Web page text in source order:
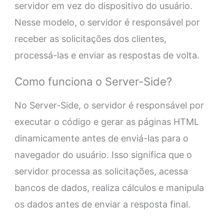
servidor em vez do dispositivo do usuário.
Nesse modelo, o servidor é responsável por
receber as solicitações dos clientes,
processá-las e enviar as respostas de volta.
Como funciona o Server-Side?
No Server-Side, o servidor é responsável por
executar o código e gerar as páginas HTML
dinamicamente antes de enviá-las para o
navegador do usuário. Isso significa que o
servidor processa as solicitações, acessa
bancos de dados, realiza cálculos e manipula
os dados antes de enviar a resposta final.